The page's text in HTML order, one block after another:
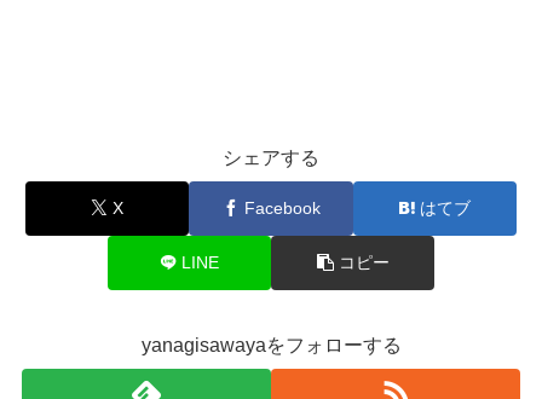
シェアする
X Facebook はてブ
LINE コピー
yanagisawayaをフォローする